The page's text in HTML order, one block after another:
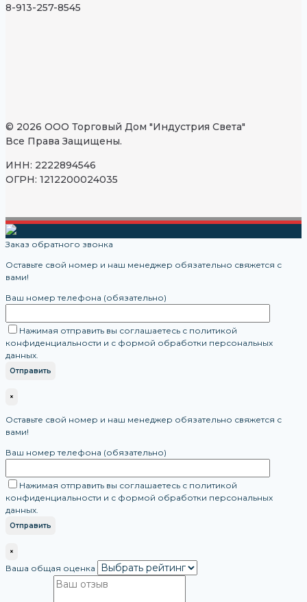
8-913-257-8545
© 2026 ООО Торговый Дом "Индустрия Света"
Все Права Защищены.
ИНН: 2222894546
ОГРН: 1212200024035
Заказ обратного звонка
Оставьте свой номер и наш менеджер обязательно свяжется с
вами!
Ваш номер телефона (обязательно)
Нажимая отправить вы соглашаетесь с политикой
конфиденциальности и с формой обработки персональных
данных.
×
Оставьте свой номер и наш менеджер обязательно свяжется с
вами!
Ваш номер телефона (обязательно)
Нажимая отправить вы соглашаетесь с политикой
конфиденциальности и с формой обработки персональных
данных.
×
Ваша общая оценка